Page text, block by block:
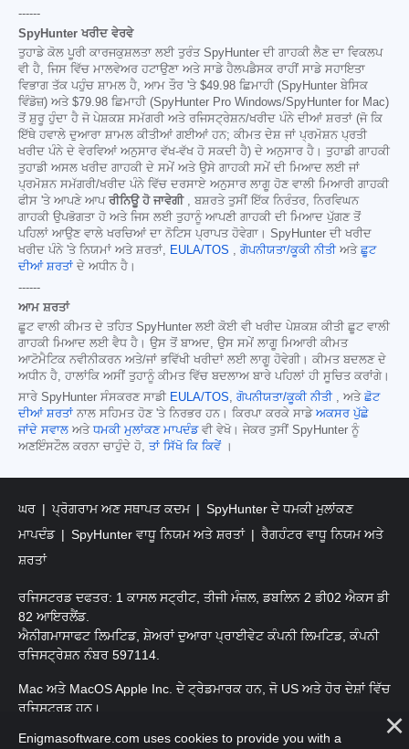
------
SpyHunter ਖਰੀਦ ਵੇਰਵੇ
ਤੁਹਾਡੇ ਕੋਲ ਪੂਰੀ ਕਾਰਜਕੁਸ਼ਲਤਾ ਲਈ ਤੁਰੰਤ SpyHunter ਦੀ ਗਾਹਕੀ ਲੈਣ ਦਾ ਵਿਕਲਪ
ਵੀ ਹੈ, ਜਿਸ ਵਿੱਚ ਮਾਲਵੇਅਰ ਹਟਾਉਣਾ ਅਤੇ ਸਾਡੇ ਹੈਲਪਡੈਸਕ ਰਾਹੀਂ ਸਾਡੇ ਸਹਾਇਤਾ
ਵਿਭਾਗ ਤੱਕ ਪਹੁੰਚ ਸ਼ਾਮਲ ਹੈ, ਆਮ ਤੌਰ 'ਤੇ $49.98 ਛਿਮਾਹੀ (SpyHunter ਬੇਸਿਕ
ਵਿੰਡੋਜ਼) ਅਤੇ $79.98 ਛਿਮਾਹੀ (SpyHunter Pro Windows/SpyHunter for Mac)
ਤੋਂ ਸ਼ੁਰੂ ਹੁੰਦਾ ਹੈ ਜੋ ਪੇਸ਼ਕਸ਼ ਸਮੱਗਰੀ ਅਤੇ ਰਜਿਸਟ੍ਰੇਸ਼ਨ/ਖਰੀਦ ਪੰਨੇ ਦੀਆਂ ਸ਼ਰਤਾਂ (ਜੋ ਕਿ
ਇੱਥੇ ਹਵਾਲੇ ਦੁਆਰਾ ਸ਼ਾਮਲ ਕੀਤੀਆਂ ਗਈਆਂ ਹਨ; ਕੀਮਤ ਦੇਸ਼ ਜਾਂ ਪ੍ਰਮੋਸ਼ਨ ਪ੍ਰਤੀ
ਖਰੀਦ ਪੰਨੇ ਦੇ ਵੇਰਵਿਆਂ ਅਨੁਸਾਰ ਵੱਖ-ਵੱਖ ਹੋ ਸਕਦੀ ਹੈ) ਦੇ ਅਨੁਸਾਰ ਹੈ। ਤੁਹਾਡੀ ਗਾਹਕੀ
ਤੁਹਾਡੀ ਅਸਲ ਖਰੀਦ ਗਾਹਕੀ ਦੇ ਸਮੇਂ ਅਤੇ ਉਸੇ ਗਾਹਕੀ ਸਮੇਂ ਦੀ ਮਿਆਦ ਲਈ ਜਾਂ
ਪ੍ਰਮੋਸ਼ਨ ਸਮੱਗਰੀ/ਖਰੀਦ ਪੰਨੇ ਵਿੱਚ ਦਰਸਾਏ ਅਨੁਸਾਰ ਲਾਗੂ ਹੋਣ ਵਾਲੀ ਮਿਆਰੀ ਗਾਹਕੀ
ਫੀਸ 'ਤੇ ਆਪਣੇ ਆਪ ਰੀਨਿਊ ਹੋ ਜਾਵੇਗੀ, ਬਸ਼ਰਤੇ ਤੁਸੀਂ ਇੱਕ ਨਿਰੰਤਰ, ਨਿਰਵਿਘਨ
ਗਾਹਕੀ ਉਪਭੋਗਤਾ ਹੋ ਅਤੇ ਜਿਸ ਲਈ ਤੁਹਾਨੂੰ ਆਪਣੀ ਗਾਹਕੀ ਦੀ ਮਿਆਦ ਪੁੱਗਣ ਤੋਂ
ਪਹਿਲਾਂ ਆਉਣ ਵਾਲੇ ਖਰਚਿਆਂ ਦਾ ਨੋਟਿਸ ਪ੍ਰਾਪਤ ਹੋਵੇਗਾ। SpyHunter ਦੀ ਖਰੀਦ
ਖਰੀਦ ਪੰਨੇ 'ਤੇ ਨਿਯਮਾਂ ਅਤੇ ਸ਼ਰਤਾਂ, EULA/TOS , ਗੋਪਨੀਯਤਾ/ਕੂਕੀ ਨੀਤੀ ਅਤੇ ਛੂਟ
ਦੀਆਂ ਸ਼ਰਤਾਂ ਦੇ ਅਧੀਨ ਹੈ।
------
ਆਮ ਸ਼ਰਤਾਂ
ਛੂਟ ਵਾਲੀ ਕੀਮਤ ਦੇ ਤਹਿਤ SpyHunter ਲਈ ਕੋਈ ਵੀ ਖਰੀਦ ਪੇਸ਼ਕਸ਼ ਕੀਤੀ ਛੂਟ ਵਾਲੀ
ਗਾਹਕੀ ਮਿਆਦ ਲਈ ਵੈਧ ਹੈ। ਉਸ ਤੋਂ ਬਾਅਦ, ਉਸ ਸਮੇਂ ਲਾਗੂ ਮਿਆਰੀ ਕੀਮਤ
ਆਟੋਮੈਟਿਕ ਨਵੀਨੀਕਰਨ ਅਤੇ/ਜਾਂ ਭਵਿੱਖੀ ਖਰੀਦਾਂ ਲਈ ਲਾਗੂ ਹੋਵੇਗੀ। ਕੀਮਤ ਬਦਲਣ ਦੇ
ਅਧੀਨ ਹੈ, ਹਾਲਾਂਕਿ ਅਸੀਂ ਤੁਹਾਨੂੰ ਕੀਮਤ ਵਿੱਚ ਬਦਲਾਅ ਬਾਰੇ ਪਹਿਲਾਂ ਹੀ ਸੂਚਿਤ ਕਰਾਂਗੇ।
ਸਾਰੇ SpyHunter ਸੰਸਕਰਣ ਸਾਡੀ EULA/TOS, ਗੋਪਨੀਯਤਾ/ਕੂਕੀ ਨੀਤੀ , ਅਤੇ ਛੋਟ
ਦੀਆਂ ਸ਼ਰਤਾਂ ਨਾਲ ਸਹਿਮਤ ਹੋਣ 'ਤੇ ਨਿਰਭਰ ਹਨ। ਕਿਰਪਾ ਕਰਕੇ ਸਾਡੇ ਅਕਸਰ ਪੁੱਛੇ
ਜਾਂਦੇ ਸਵਾਲ ਅਤੇ ਧਮਕੀ ਮੁਲਾਂਕਣ ਮਾਪਦੰਡਵੀ ਵੇਖੋ। ਜੇਕਰ ਤੁਸੀਂ SpyHunter ਨੂੰ
ਅਣਇੰਸਟੌਲ ਕਰਨਾ ਚਾਹੁੰਦੇ ਹੋ, ਤਾਂ ਸਿੱਖੋ ਕਿ ਕਿਵੇਂ।
ਘਰ ਪ੍ਰੋਗਰਾਮ ਅਣ ਸਥਾਪਤ ਕਦਮ
SpyHunter ਦੇ ਧਮਕੀ ਮੁਲਾਂਕਣ
ਮਾਪਦੰਡ
SpyHunter ਵਾਧੂ ਨਿਯਮ ਅਤੇ ਸ਼ਰਤਾਂ
ਰੈਗਹੰਟਰ ਵਾਧੂ ਨਿਯਮ ਅਤੇ
ਸ਼ਰਤਾਂ
ਰਜਿਸਟਰਡ ਦਫਤਰ: 1 ਕਾਸਲ ਸਟ੍ਰੀਟ, ਤੀਜੀ ਮੰਜ਼ਲ, ਡਬਲਿਨ 2 ਡੀ02 ਐਕਸ ਡੀ
82 ਆਇਰਲੈਂਡ.
ਐਨੀਗਮਾਸਾਫਟ ਲਿਮਟਿਡ, ਸ਼ੇਅਰਾਂ ਦੁਆਰਾ ਪ੍ਰਾਈਵੇਟ ਕੰਪਨੀ ਲਿਮਟਿਡ, ਕੰਪਨੀ
ਰਜਿਸਟ੍ਰੇਸ਼ਨ ਨੰਬਰ 597114.
Mac ਅਤੇ MacOS Apple Inc. ਦੇ ਟ੍ਰੇਡਮਾਰਕ ਹਨ, ਜੋ US ਅਤੇ ਹੋਰ ਦੇਸ਼ਾਂ ਵਿੱਚ
ਰਜਿਸਟਰਡ ਹਨ।
ਕਾਪੀਰਾਈਟ 2016-2026. ਐਨੀਗਮਾਸੋਫਟ ਲਿਮਟਿਡ ਸਾਰੇ ਹੱਕ ਰਾਖਵੇਂ ਹਨ.
Enigmasoftware.com uses cookies to provide you with a